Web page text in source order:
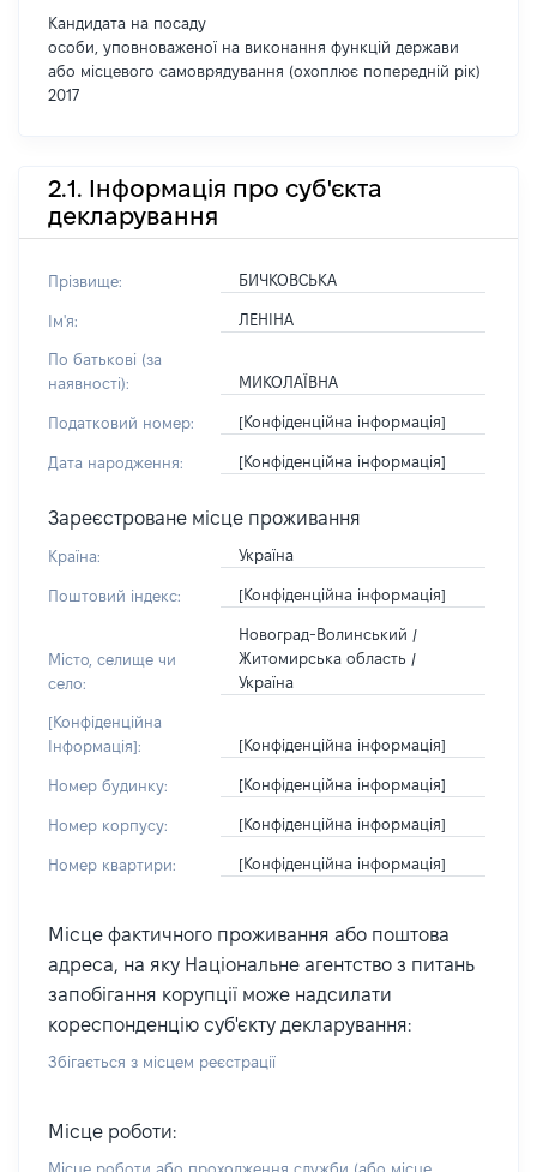
Кандидата на посаду
особи, уповноваженої на виконання функцій держави
або місцевого самоврядування (охоплює попередній рік)
2017
2.1. Інформація про суб'єкта
декларування
Прізвище: БИЧКОВСЬКА
Ім'я: ЛЕНІНА
По батькові (за
наявності):
МИКОЛАЇВНА
Податковий номер: [Конфіденційна інформація]
Дата народження: [Конфіденційна інформація]
Зареєстроване місце проживання
Країна: Україна
Поштовий індекс: [Конфіденційна інформація]
Місто, селище чи
село:
Новоград-Волинський /
Житомирська область /
Україна
[Конфіденційна
Інформація]:
[Конфіденційна інформація]
Номер будинку: [Конфіденційна інформація]
Номер корпусу: [Конфіденційна інформація]
Номер квартири: [Конфіденційна інформація]
Місце фактичного проживання або поштова
адреса, на яку Національне агентство з питань
запобігання корупції може надсилати
кореспонденцію суб'єкту декларування:
Збігається з місцем реєстрації
Місце роботи:
Місце роботи або проходження служби (або місце